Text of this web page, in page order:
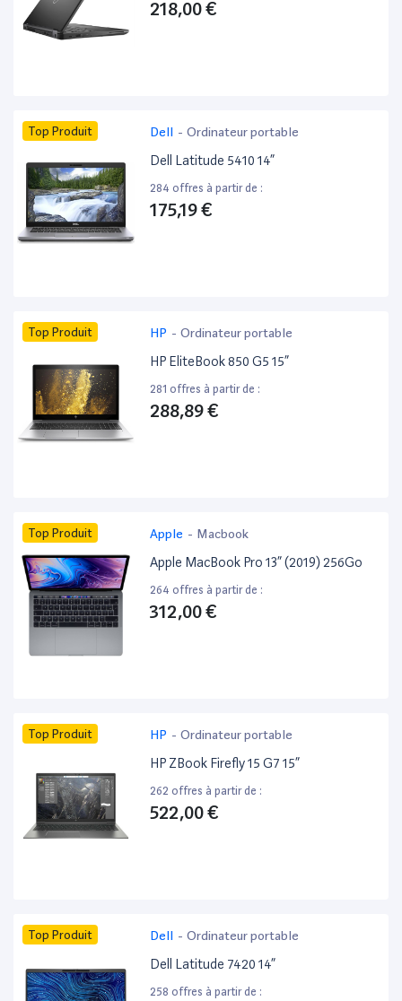
218,00 €
Top Produit Dell - Ordinateur portable
Dell Latitude 5410 14”
284 offres à partir de :
175,19 €
Top Produit HP - Ordinateur portable
HP EliteBook 850 G5 15”
281 offres à partir de :
288,89 €
Top Produit Apple - Macbook
Apple MacBook Pro 13” (2019) 256Go
264 offres à partir de :
312,00 €
Top Produit HP - Ordinateur portable
HP ZBook Firefly 15 G7 15”
262 offres à partir de :
522,00 €
Top Produit Dell - Ordinateur portable
Dell Latitude 7420 14”
258 offres à partir de :